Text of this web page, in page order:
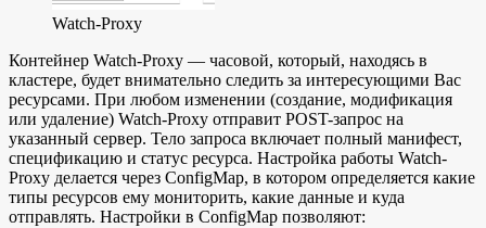
Watch-Proxy
Контейнер Watch-Proxy — часовой, который, находясь в
кластере, будет внимательно следить за интересующими Вас
ресурсами. При любом изменении (создание, модификация
или удаление) Watch-Proxy отправит POST-запрос на
указанный сервер. Тело запроса включает полный манифест,
спецификацию и статус ресурса. Настройка работы Watch-
Proxy делается через ConfigMap, в котором определяется какие
типы ресурсов ему мониторить, какие данные и куда
отправлять. Настройки в ConfigMap позволяют: